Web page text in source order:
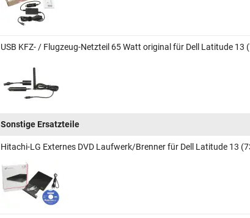
USB KFZ- / Flugzeug-Netzteil 65 Watt original für Dell Latitude 13
Sonstige Ersatzteile
Hitachi-LG Externes DVD Laufwerk/Brenner für Dell Latitude 13